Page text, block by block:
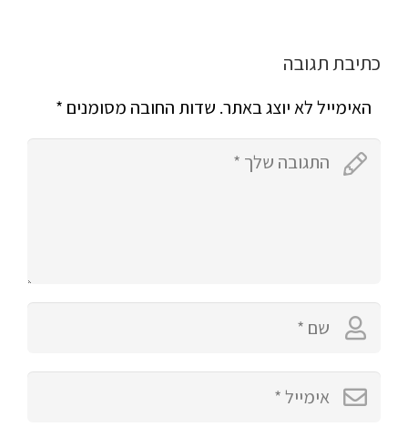
כתיבת תגובה
האימייל לא יוצג באתר. שדות החובה מסומנים *